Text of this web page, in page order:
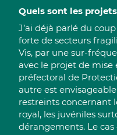
Quels sont les
J’ai déjà parlé du
forte de secteurs
Vis, par une sur-
avec le projet de mise
préfectoral de
autre est
restreints concernant
royal, les juvéniles
dérangements. Le